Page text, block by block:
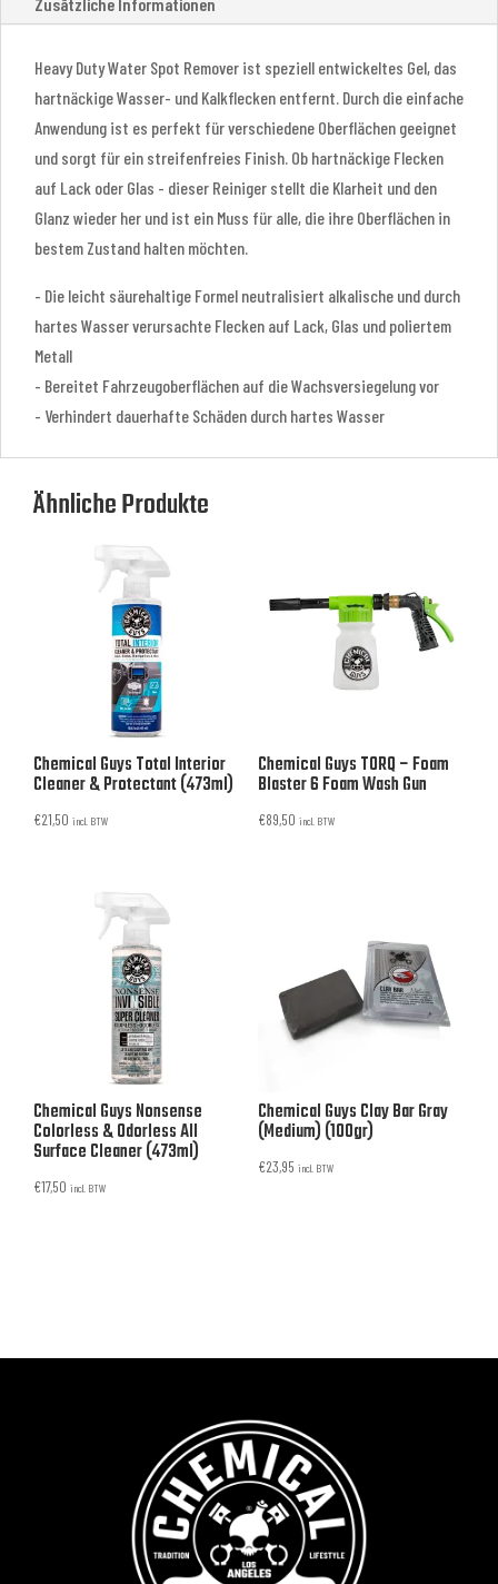
Heavy Duty Water Spot Remover ist speziell entwickeltes Gel, das
hartnäckige Wasser- und Kalkflecken entfernt. Durch die einfache
Anwendung ist es perfekt für verschiedene Oberflächen geeignet
und sorgt für ein streifenfreies Finish. Ob hartnäckige Flecken
auf Lack oder Glas - dieser Reiniger stellt die Klarheit und den
Glanz wieder her und ist ein Muss für alle, die ihre Oberflächen in
bestem Zustand halten möchten.
- Die leicht säurehaltige Formel neutralisiert alkalische und durch
hartes Wasser verursachte Flecken auf Lack, Glas und poliertem
Metall
- Bereitet Fahrzeugoberflächen auf die Wachsversiegelung vor
- Verhindert dauerhafte Schäden durch hartes Wasser
Ähnliche Produkte
Chemical Guys Total Interior
Cleaner & Protectant (473ml)
€21,50 incl. BTW
Chemical Guys TORQ – Foam
Blaster 6 Foam Wash Gun
€89,50 incl. BTW
Chemical Guys Nonsense
Colorless & Odorless All
Surface Cleaner (473ml)
€17,50 incl. BTW
Chemical Guys Clay Bar Gray
(Medium) (100gr)
€23,95 incl. BTW